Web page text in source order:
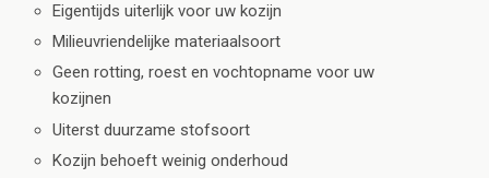
Eigentijds uiterlijk voor uw kozijn
Milieuvriendelijke materiaalsoort
Geen rotting, roest en vochtopname voor uw
kozijnen
Uiterst duurzame stofsoort
Kozijn behoeft weinig onderhoud